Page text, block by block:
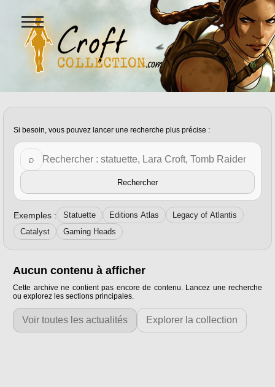
Figurines Lara Croft et
Ouvrir
le
menu
Tag personnalisé :square enix
Si besoin, vous pouvez lancer une recherche plus précise :
Rechercher sur Croft Collection
⌕
Rechercher
Exemples : Statuette Editions Atlas
Legacy of Atlantis
Catalyst
Gaming Heads
Aucun contenu à afficher
Cette archive ne contient pas encore de contenu. Lancez une recherche
ou explorez les sections principales.
Voir toutes les actualités Explorer la collection